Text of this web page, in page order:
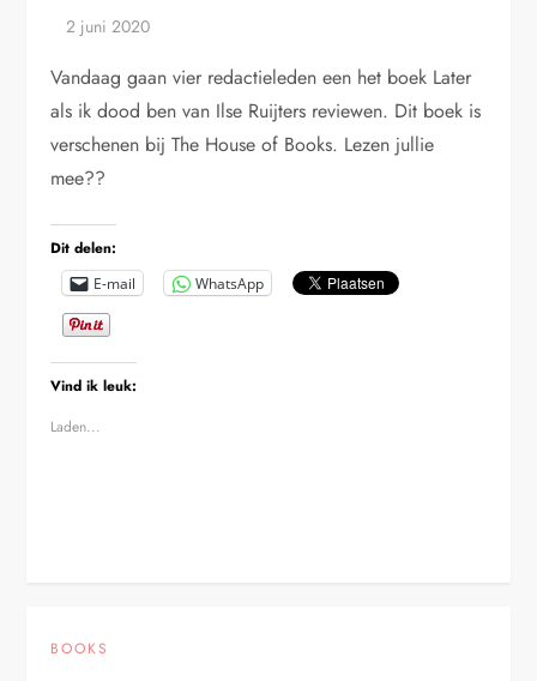
Vandaag gaan vier redactieleden een het boek Later
als ik dood ben van Ilse Ruijters reviewen. Dit boek is
verschenen bij The House of Books. Lezen jullie
mee??
Dit delen:
E-mail WhatsApp
Vind ik leuk:
Laden...
BOOKS